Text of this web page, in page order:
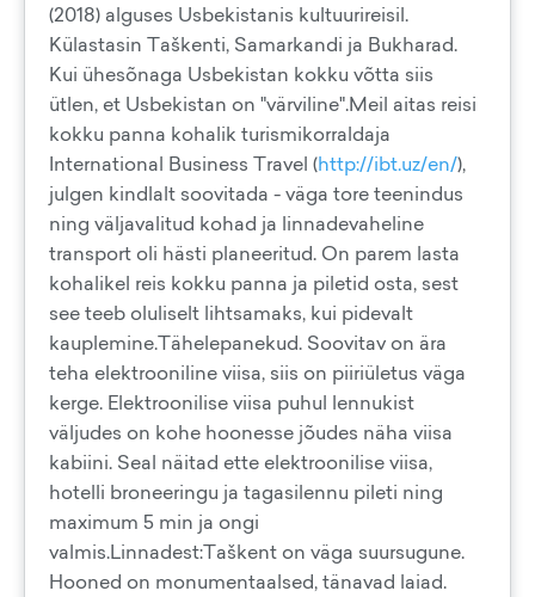
(2018) alguses Usbekistanis kultuurireisil.
Külastasin Taškenti, Samarkandi ja Bukharad.
Kui ühesõnaga Usbekistan kokku võtta siis
ütlen, et Usbekistan on "värviline".Meil aitas reisi
kokku panna kohalik turismikorraldaja
International Business Travel (http://ibt.uz/en/),
julgen kindlalt soovitada - väga tore teenindus
ning väljavalitud kohad ja linnadevaheline
transport oli hästi planeeritud. On parem lasta
kohalikel reis kokku panna ja piletid osta, sest
see teeb oluliselt lihtsamaks, kui pidevalt
kauplemine.Tähelepanekud. Soovitav on ära
teha elektrooniline viisa, siis on piiriületus väga
kerge. Elektroonilise viisa puhul lennukist
väljudes on kohe hoonesse jõudes näha viisa
kabiini. Seal näitad ette elektroonilise viisa,
hotelli broneeringu ja tagasilennu pileti ning
maximum 5 min ja ongi
valmis.Linnadest:Taškent on väga suursugune.
Hooned on monumentaalsed, tänavad laiad.